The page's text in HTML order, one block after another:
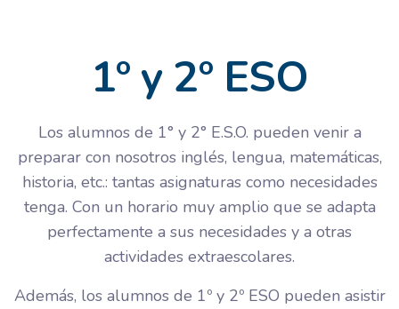
1º y 2º ESO
Los alumnos de 1° y 2° E.S.O. pueden venir a
preparar con nosotros inglés, lengua, matemáticas,
historia, etc.: tantas asignaturas como necesidades
tenga. Con un horario muy amplio que se adapta
perfectamente a sus necesidades y a otras
actividades extraescolares.
Además, los alumnos de 1º y 2º ESO pueden asistir